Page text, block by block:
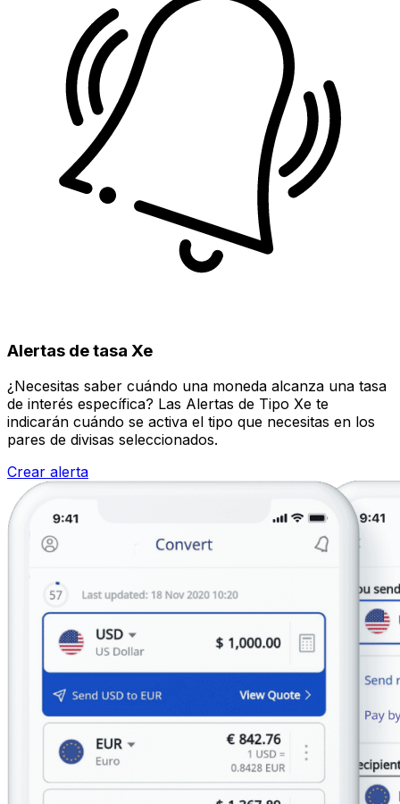
Alertas de tasa Xe
¿Necesitas saber cuándo una moneda alcanza una tasa
de interés específica? Las Alertas de Tipo Xe te
indicarán cuándo se activa el tipo que necesitas en los
pares de divisas seleccionados.
Crear alerta